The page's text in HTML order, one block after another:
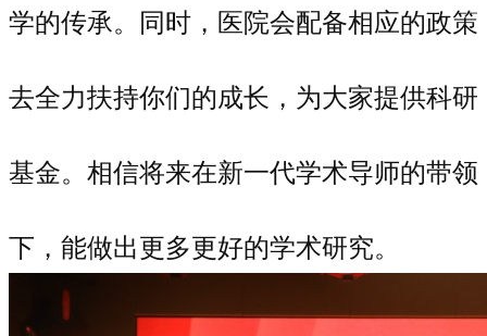
学的传承。同时，医院会配备相应的政策
去全力扶持你们的成长，为大家提供科研
基金。相信将来在新一代学术导师的带领
下，能做出更多更好的学术研究。